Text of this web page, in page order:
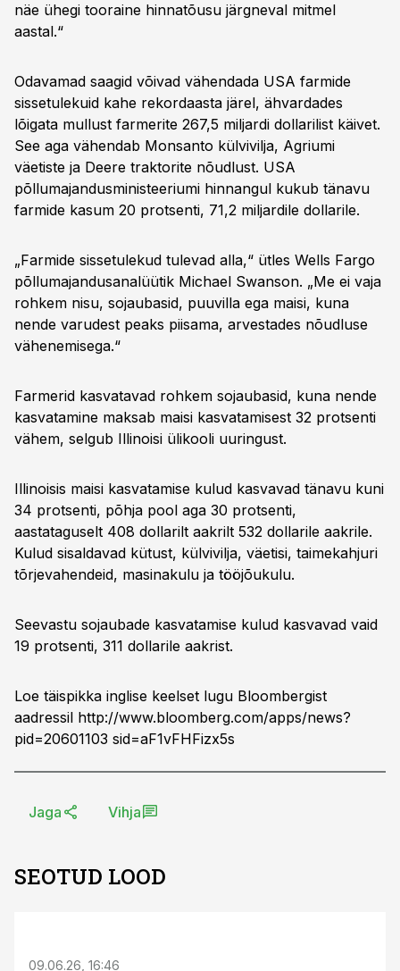
näe ühegi tooraine hinnatõusu järgneval mitmel
aastal.“
Odavamad saagid võivad vähendada USA farmide
sissetulekuid kahe rekordaasta järel, ähvardades
lõigata mullust farmerite 267,5 miljardi dollarilist käivet.
See aga vähendab Monsanto külvivilja, Agriumi
väetiste ja Deere traktorite nõudlust. USA
põllumajandusministeeriumi hinnangul kukub tänavu
farmide kasum 20 protsenti, 71,2 miljardile dollarile.
„Farmide sissetulekud tulevad alla,“ ütles Wells Fargo
põllumajandusanalüütik Michael Swanson. „Me ei vaja
rohkem nisu, sojaubasid, puuvilla ega maisi, kuna
nende varudest peaks piisama, arvestades nõudluse
vähenemisega.“
Farmerid kasvatavad rohkem sojaubasid, kuna nende
kasvatamine maksab maisi kasvatamisest 32 protsenti
vähem, selgub Illinoisi ülikooli uuringust.
Illinoisis maisi kasvatamise kulud kasvavad tänavu kuni
34 protsenti, põhja pool aga 30 protsenti,
aastataguselt 408 dollarilt aakrilt 532 dollarile aakrile.
Kulud sisaldavad kütust, külvivilja, väetisi, taimekahjuri
tõrjevahendeid, masinakulu ja tööjõukulu.
Seevastu sojaubade kasvatamise kulud kasvavad vaid
19 protsenti, 311 dollarile aakrist.
Loe täispikka inglise keelset lugu Bloombergist
aadressil http://www.bloomberg.com/apps/news?
pid=20601103 sid=aF1vFHFizx5s
Jaga Vihja
SEOTUD LOOD
09.06.26, 16:46